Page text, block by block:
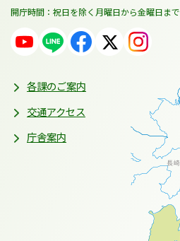
開庁時間：祝日を除く月曜日から金曜日まで
各課のご案内
交通アクセス
庁舎案内